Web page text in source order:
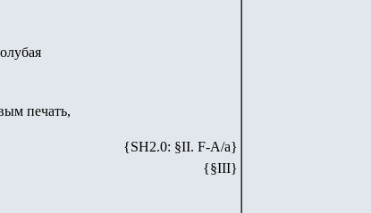
печать,
{SH2.0: §II. F-A/a}
{§III}